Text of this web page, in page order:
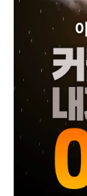
토정비결
오늘의 운세
궁합